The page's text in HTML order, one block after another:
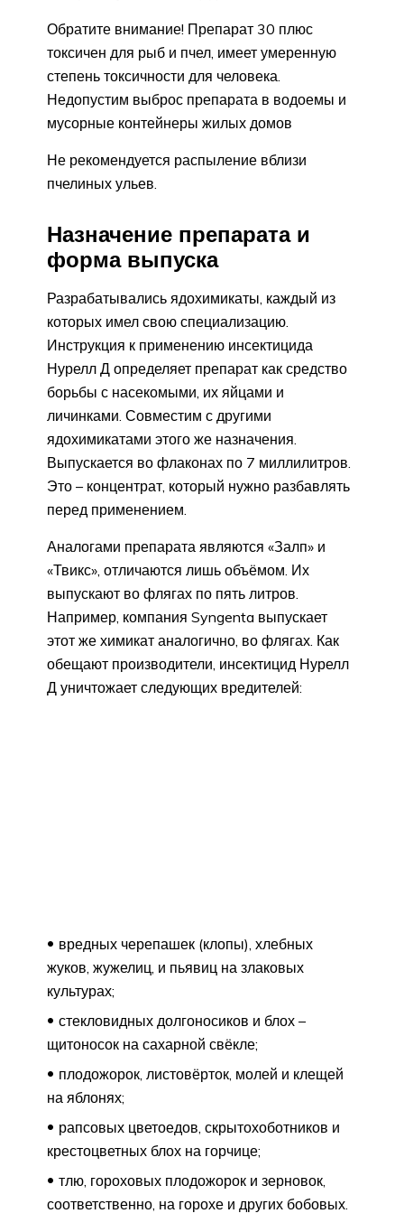
Обратите внимание! Препарат 30 плюс
токсичен для рыб и пчел, имеет умеренную
степень токсичности для человека.
Недопустим выброс препарата в водоемы и
мусорные контейнеры жилых домов
Не рекомендуется распыление вблизи
пчелиных ульев.
Назначение препарата и
форма выпуска
Разрабатывались ядохимикаты, каждый из
которых имел свою специализацию.
Инструкция к применению инсектицида
Нурелл Д определяет препарат как средство
борьбы с насекомыми, их яйцами и
личинками. Совместим с другими
ядохимикатами этого же назначения.
Выпускается во флаконах по 7 миллилитров.
Это – концентрат, который нужно разбавлять
перед применением.
Аналогами препарата являются «Залп» и
«Твикс», отличаются лишь объёмом. Их
выпускают во флягах по пять литров.
Например, компания Syngenta выпускает
этот же химикат аналогично, во флягах. Как
обещают производители, инсектицид Нурелл
Д уничтожает следующих вредителей:
вредных черепашек (клопы), хлебных
жуков, жужелиц, и пьявиц на злаковых
культурах;
стекловидных долгоносиков и блох –
щитоносок на сахарной свёкле;
плодожорок, листовёрток, молей и клещей
на яблонях;
рапсовых цветоедов, скрытохоботников и
крестоцветных блох на горчице;
тлю, гороховых плодожорок и зерновок,
соответственно, на горохе и других бобовых.